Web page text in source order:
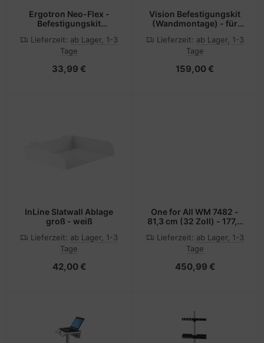
Ergotron Neo-Flex -
Befestigungskit
Adapter) - Ultra Light
Duty - für
Schwarz -
Lieferzeit: ab Lager, 1-3
Tage
33,99 €
Vision Befestigungskit
(Wandmontage) - für
verriegelbar - Stahl -
Schwarz -
218.4 cm (45"-86")
Lieferzeit: ab Lager, 1-3
Tage
159,00 €
InLine Slatwall Ablage
groß - weiß
Lieferzeit: ab Lager, 1-3
Tage
42,00 €
One for All WM 7482 -
81,3 cm (32 Zoll) - 177,8
200 x 100 mm - 400 x
400 mm - Grau - Holz
Lieferzeit: ab Lager, 1-3
Tage
450,99 €